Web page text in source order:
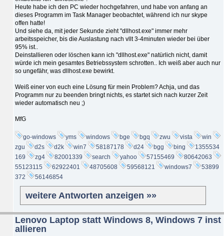
Heute habe ich den PC wieder hochgefahren, und habe von anfang an
dieses Programm im Task Manager beobachtet, während ich nur skype
offen hatte!
Und siehe da, mit jeder Sekunde zieht "dllhost.exe" immer mehr
arbeitsspeicher, bis die Auslastung nach vllt 3-4minuten wieder bei über
95% ist..
Deinstallieren oder löschen kann ich "dllhost.exe" natürlich nicht, damit
würde ich mein gesamtes Betriebssystem schrotten.. Ich weiß aber auch nur
so ungefähr, was dllhost.exe bewirkt.
Weiß einer von euch eine Lösung für mein Problem? Achja, und das
Programm nur zu beenden bringt nichts, es startet sich nach kurzer Zeit
wieder automatisch neu ;)
MfG
go-windows yms windows bge bgq zwu vista
win
zgu
d2s d2k win7 58187178 d24 bgg bing
1355534
169
zg4 82001339 search yahoo 57155469
80642063
55123115
62922401 48705608 59568121 windows7
53899
372
56146854
weitere Antworten anzeigen »»
Lenovo Laptop statt Windows 8, Windows 7 inst
allieren